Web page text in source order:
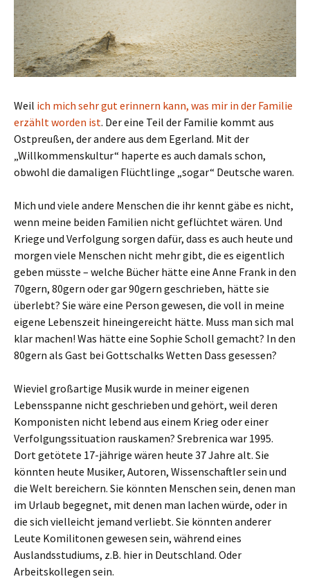
Weil ich mich sehr gut erinnern kann, was mir in der Familie
erzählt worden ist. Der eine Teil der Familie kommt aus
Ostpreußen, der andere aus dem Egerland. Mit der
„Willkommenskultur“ haperte es auch damals schon,
obwohl die damaligen Flüchtlinge „sogar“ Deutsche waren.
Mich und viele andere Menschen die ihr kennt gäbe es nicht,
wenn meine beiden Familien nicht geflüchtet wären. Und
Kriege und Verfolgung sorgen dafür, dass es auch heute und
morgen viele Menschen nicht mehr gibt, die es eigentlich
geben müsste – welche Bücher hätte eine Anne Frank in den
70gern, 80gern oder gar 90gern geschrieben, hätte sie
überlebt? Sie wäre eine Person gewesen, die voll in meine
eigene Lebenszeit hineingereicht hätte. Muss man sich mal
klar machen! Was hätte eine Sophie Scholl gemacht? In den
80gern als Gast bei Gottschalks Wetten Dass gesessen?
Wieviel großartige Musik wurde in meiner eigenen
Lebensspanne nicht geschrieben und gehört, weil deren
Komponisten nicht lebend aus einem Krieg oder einer
Verfolgungssituation rauskamen? Srebrenica war 1995.
Dort getötete 17-jährige wären heute 37 Jahre alt. Sie
könnten heute Musiker, Autoren, Wissenschaftler sein und
die Welt bereichern. Sie könnten Menschen sein, denen man
im Urlaub begegnet, mit denen man lachen würde, oder in
die sich vielleicht jemand verliebt. Sie könnten anderer
Leute Komilitonen gewesen sein, während eines
Auslandsstudiums, z.B. hier in Deutschland. Oder
Arbeitskollegen sein.